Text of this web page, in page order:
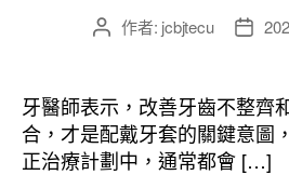
文
者
作者: jcbjtecu
文
佈
日
期
牙醫師表示，改善牙齒不整齊
合，才是配戴牙套的關鍵意圖
正治療計劃中，通常都會 […]